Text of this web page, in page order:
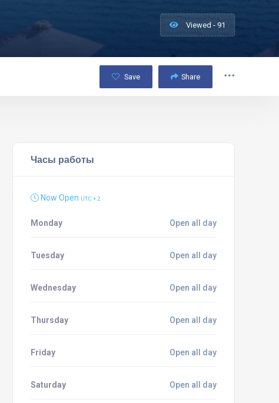
Viewed - 91
Save Share
Часы работы
Now Open UTC + 2
Monday Open all day
Tuesday Open all day
Wednesday Open all day
Thursday Open all day
Friday Open all day
Saturday Open all day